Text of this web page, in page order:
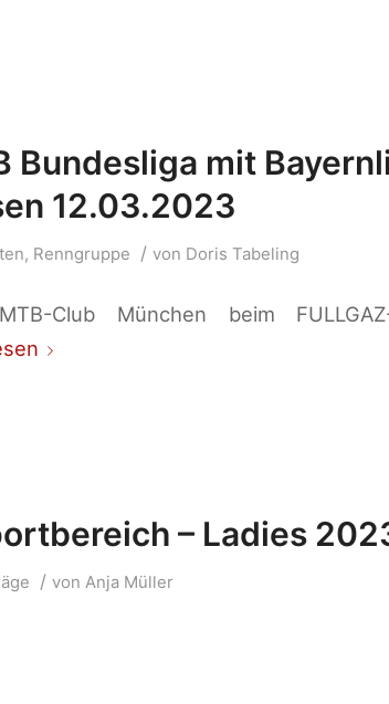
Bundesliga mit
12.03.2023
, Renngruppe / von Doris Tabeling
Club München beim FULLGAZ-
– Ladies
/ von Anja Müller